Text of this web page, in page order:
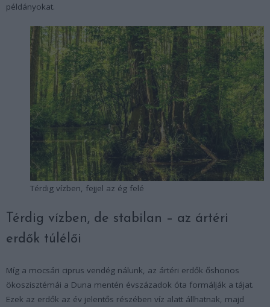
példányokat.
Térdig vízben, fejjel az ég felé
Térdig vízben, de stabilan – az ártéri
erdők túlélői
Míg a mocsári ciprus vendég nálunk, az ártéri erdők őshonos
ökoszisztémái a Duna mentén évszázadok óta formálják a tájat.
Ezek az erdők az év jelentős részében víz alatt állhatnak, majd